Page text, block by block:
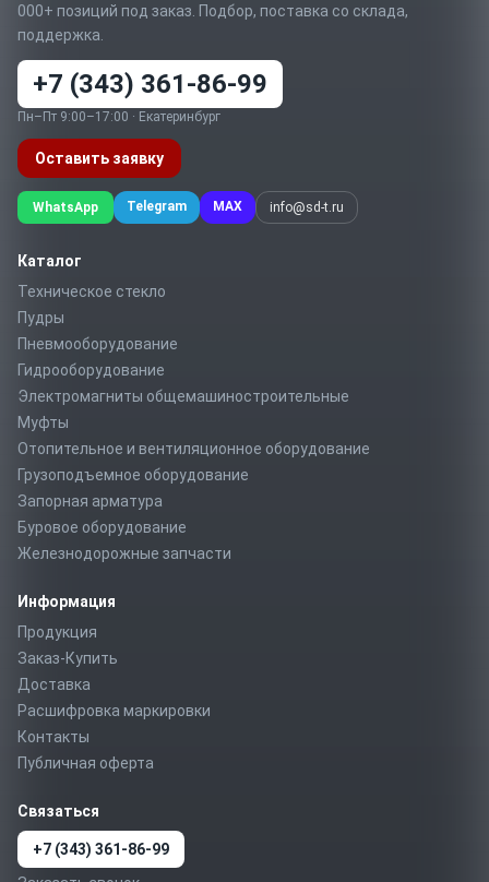
000+ позиций под заказ. Подбор, поставка со склада,
поддержка.
+7 (343) 361-86-99
Пн–Пт 9:00–17:00 · Екатеринбург
Оставить заявку
WhatsApp Telegram MAX info@sd-t.ru
Каталог
Техническое стекло
Пудры
Пневмооборудование
Гидрооборудование
Электромагниты общемашиностроительные
Муфты
Отопительное и вентиляционное оборудование
Грузоподъемное оборудование
Запорная арматура
Буровое оборудование
Железнодорожные запчасти
Информация
Продукция
Заказ-Купить
Доставка
Расшифровка маркировки
Контакты
Публичная оферта
Связаться
+7 (343) 361-86-99